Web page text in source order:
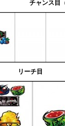
チャンス目
リーチ目